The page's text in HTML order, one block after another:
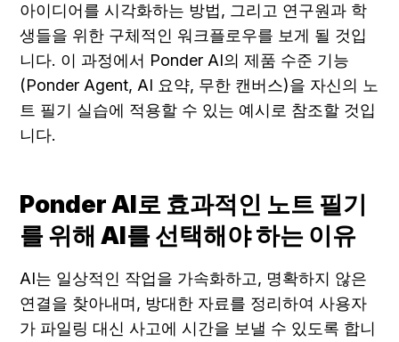
아이디어를 시각화하는 방법, 그리고 연구원과 학
생들을 위한 구체적인 워크플로우를 보게 될 것입
니다. 이 과정에서 Ponder AI의 제품 수준 기능
(Ponder Agent, AI 요약, 무한 캔버스)을 자신의 노
트 필기 실습에 적용할 수 있는 예시로 참조할 것입
니다.
Ponder AI로 효과적인 노트 필기
를 위해 AI를 선택해야 하는 이유
AI는 일상적인 작업을 가속화하고, 명확하지 않은
연결을 찾아내며, 방대한 자료를 정리하여 사용자
가 파일링 대신 사고에 시간을 보낼 수 있도록 합니